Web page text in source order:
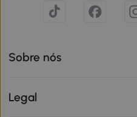
Sobre nós
Legal